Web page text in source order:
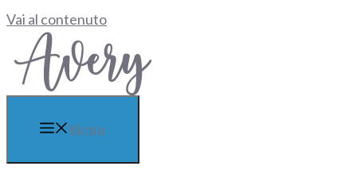
Vai al contenuto
Menu